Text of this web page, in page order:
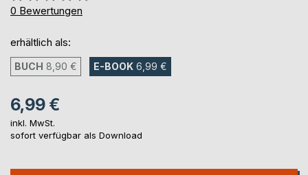
0%
0 Bewertungen
erhältlich als:
BUCH 8,90 € E-BOOK 6,99 €
6,99 €
inkl. MwSt.
sofort verfügbar als Download